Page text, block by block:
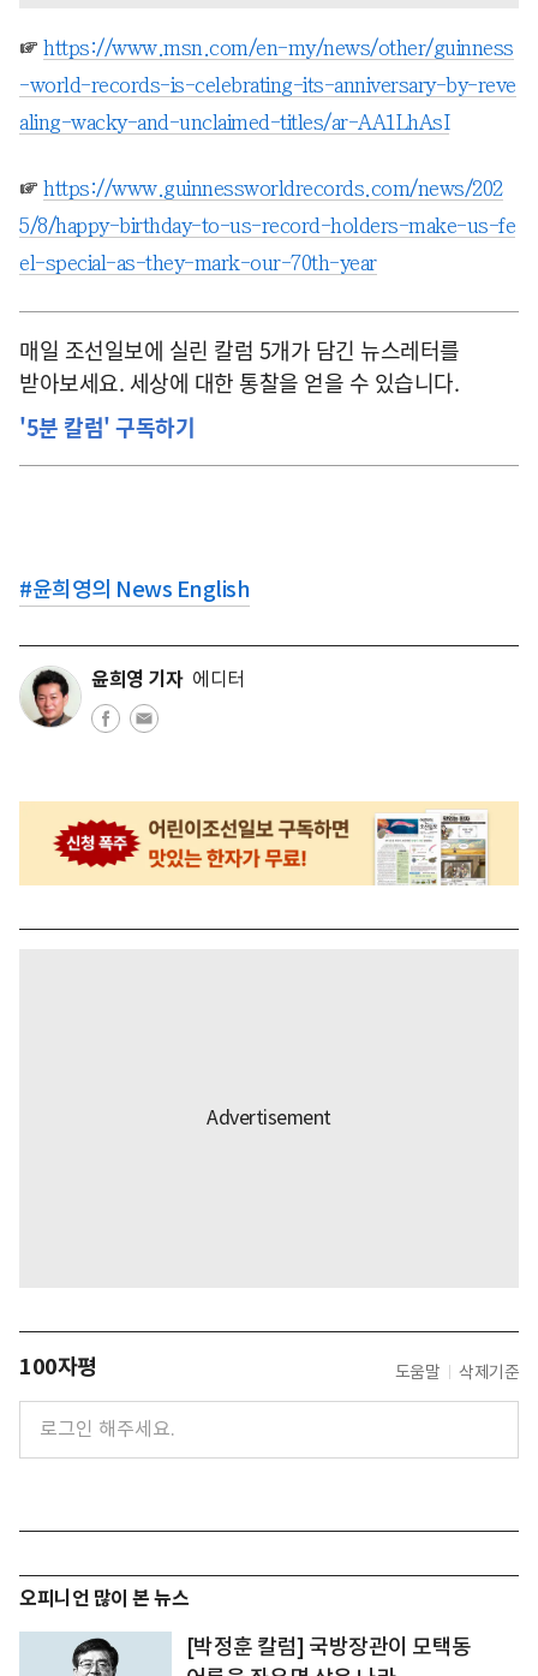
☞ https://www.msn.com/en-my/news/other/guinness
-world-records-is-celebrating-its-anniversary-by-reve
aling-wacky-and-unclaimed-titles/ar-AA1LhAsI
☞ https://www.guinnessworldrecords.com/news/202
5/8/happy-birthday-to-us-record-holders-make-us-fe
el-special-as-they-mark-our-70th-year
매일 조선일보에 실린 칼럼 5개가 담긴 뉴스레터를
받아보세요. 세상에 대한 통찰을 얻을 수 있습니다.
'5분 칼럼' 구독하기
#윤희영의 News English
윤희영 기자 에디터
100자평 도움말 삭제기준
오피니언 많이 본 뉴스
[박정훈 칼럼] 국방장관이 모택동